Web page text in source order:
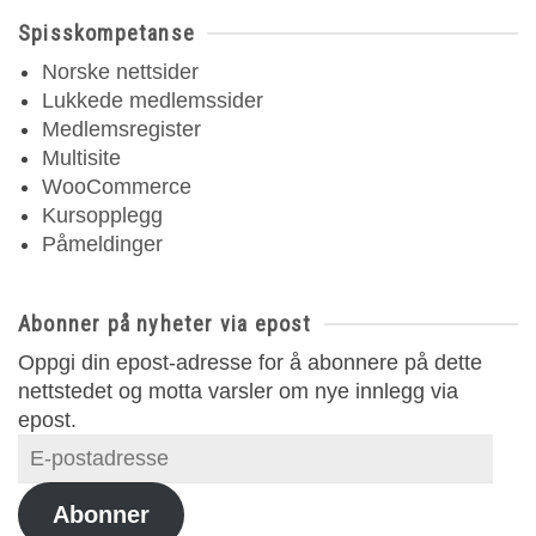
Spisskompetanse
Norske nettsider
Lukkede medlemssider
Medlemsregister
Multisite
WooCommerce
Kursopplegg
Påmeldinger
Abonner på nyheter via epost
Oppgi din epost-adresse for å abonnere på dette
nettstedet og motta varsler om nye innlegg via
epost.
E-
postadresse
Abonner